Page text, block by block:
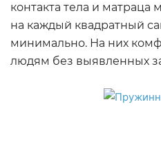
контакта тела и матраца
на каждый квадратный
минимально. На них
людям без выявленных